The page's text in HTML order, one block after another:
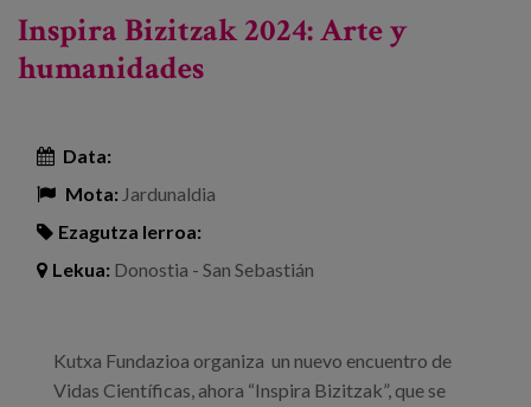
Inspira Bizitzak 2024: Arte y
humanidades
Data:
Mota: Jardunaldia
Ezagutza lerroa:
Lekua: Donostia - San Sebastián
Kutxa Fundazioa organiza un nuevo encuentro de
Vidas Científicas, ahora “Inspira Bizitzak”, que se